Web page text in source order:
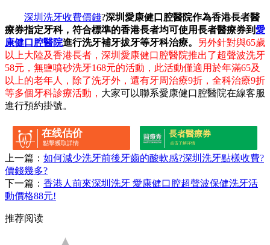
深圳洗牙收費價錢?深圳愛康健口腔醫院作為香港長者醫
療券指定牙科，符合標準的香港長者均可使用長者醫療券到愛
康健口腔醫院進行洗牙補牙拔牙等牙科治療。
另外針對與65歲
以上大陸及香港長者，深圳愛康健口腔醫院推出了超聲波洗牙
58元，無鹽噴砂洗牙168元的活動，此活動僅適用於年滿65及
以上的老年人，除了洗牙外，還有牙周治療9折，全科治療9折
等多個牙科診療活動， 大家可以聯系愛康健口腔醫院在線客服
進行預約掛號。
在线估价
點擊獲取詳情
長者醫療券
点击了解详情
上一篇： 如何減少洗牙前後牙齒的酸軟感?深圳洗牙點樣收費?
價錢幾多?
下一篇： 香港人前來深圳洗牙 愛康健口腔超聲波保健洗牙活
動價格88元!
推荐阅读